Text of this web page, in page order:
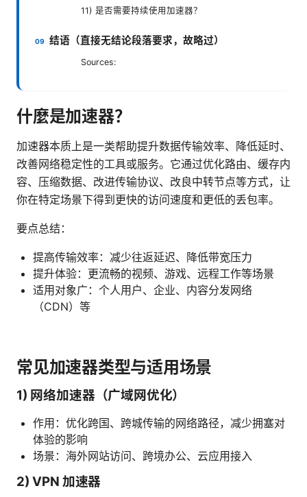
11) 是否需要持续使用加速器？
结语（直接无结论段落要求，故略过）
Sources:
什麼是加速器？
加速器本质上是一类帮助提升数据传输效率、降低延时、
改善网络稳定性的工具或服务。它通过优化路由、缓存内
容、压缩数据、改进传输协议、改良中转节点等方式，让
你在特定场景下得到更快的访问速度和更低的丢包率。
要点总结：
提高传输效率：减少往返延迟、降低带宽压力
提升体验：更流畅的视频、游戏、远程工作等场景
适用对象广：个人用户、企业、内容分发网络
（CDN）等
常见加速器类型与适用场景
1) 网络加速器（广域网优化）
作用：优化跨国、跨城传输的网络路径，减少拥塞对
体验的影响
场景：海外网站访问、跨境办公、云应用接入
2) VPN 加速器